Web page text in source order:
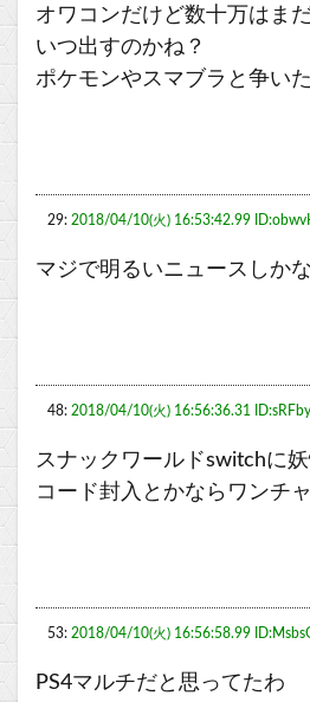
オワコンだけど数十万はま
いつ出すのかね？
ポケモンやスマブラと争い
29: 2018/04/10(火) 16:53:42.99
マジで明るいニュースしか
48: 2018/04/10(火) 16:56:36.31
スナックワールドswitchに
コード封入とかならワンチ
53: 2018/04/10(火) 16:56:58.99
PS4マルチだと思ってたわ